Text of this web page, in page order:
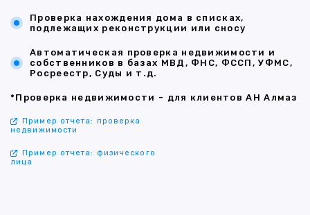
Проверка нахождения дома в списках,
подлежащих реконструкции или сносу
Автоматическая проверка недвижимости и
собственников в базах МВД, ФНС, ФССП, УФМС,
Росреестр, Суды и т.д.
*Проверка недвижимости - для клиентов АН Алмаз
Пример отчета: проверка
недвижимости
Пример отчета: физического
лица